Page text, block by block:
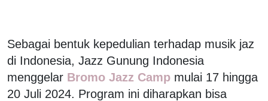
Sebagai bentuk kepedulian terhadap musik jaz
di Indonesia, Jazz Gunung Indonesia
menggelar Bromo Jazz Camp mulai 17 hingga
20 Juli 2024. Program ini diharapkan bisa